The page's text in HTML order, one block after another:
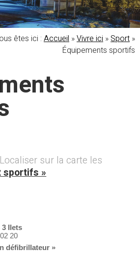
êtes ici : Accueil »Vivre ici »Sport »
Équipements sportifs
sur la carte les
sportifs »
3 Ilets
20
défibrillateur »